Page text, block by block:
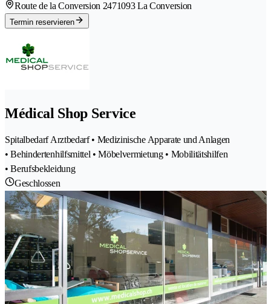
Route de la Conversion 2471093 La Conversion
Termin reservieren
Médical Shop Service
Spitalbedarf Arztbedarf • Medizinische Apparate und Anlagen
• Behindertenhilfsmittel • Möbelvermietung • Mobilitätshilfen
• Berufsbekleidung
Geschlossen